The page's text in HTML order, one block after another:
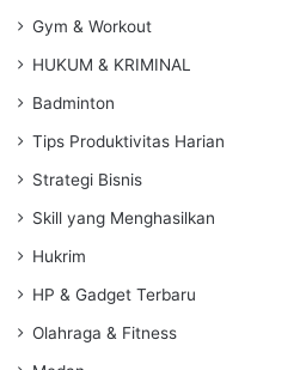
Gym & Workout
HUKUM & KRIMINAL
Badminton
Tips Produktivitas Harian
Strategi Bisnis
Skill yang Menghasilkan
Hukrim
HP & Gadget Terbaru
Olahraga & Fitness